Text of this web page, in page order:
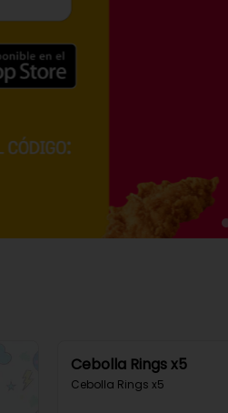
Cebolla Rings x5
Cebolla Rings x5